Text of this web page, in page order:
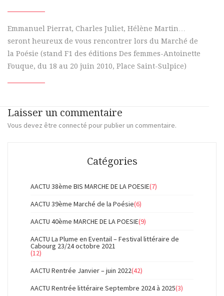
Emmanuel Pierrat, Charles Juliet, Hélène Martin…
seront heureux de vous rencontrer lors du Marché de
la Poésie (stand F1 des éditions Des femmes-Antoinette
Fouque, du 18 au 20 juin 2010, Place Saint-Sulpice)
Laisser un commentaire
Vous devez être connecté pour publier un commentaire.
Catégories
AACTU 38ème BIS MARCHE DE LA POESIE(7)
AACTU 39ème Marché de la Poésie(6)
AACTU 40ème MARCHE DE LA POESIE(9)
AACTU La Plume en Eventail – Festival littéraire de
Cabourg 23/24 octobre 2021
(12)
AACTU Rentrée Janvier – juin 2022(42)
AACTU Rentrée littéraire Septembre 2024 à 2025(3)